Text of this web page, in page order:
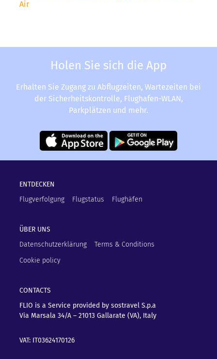
Air
Holen Sie sich die App
Erhalten Sie Zugang zu Abflugzeiten, Wartezeiten bei
der Sicherheitskontrolle, Flughafen-WLAN,
Parkplätzen und mehr.
ENTDECKEN
Flugverfolgung
Flugstatus Flughäfen
ÜBER UNS
Datenschutzerklärung
Terms & Conditions
Cookie policy
CONTACTS
FLIO is a Service provided by sostravel S.p.a
Via Marsala 34/A – 21013 Gallarate (VA), Italy
VAT: IT03624170126